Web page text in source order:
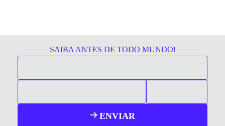
SAIBA ANTES DE TODO MUNDO!
ENVIAR